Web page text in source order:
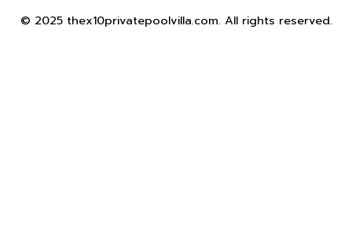
© 2025 thex10privatepoolvilla.com. All rights reserved.